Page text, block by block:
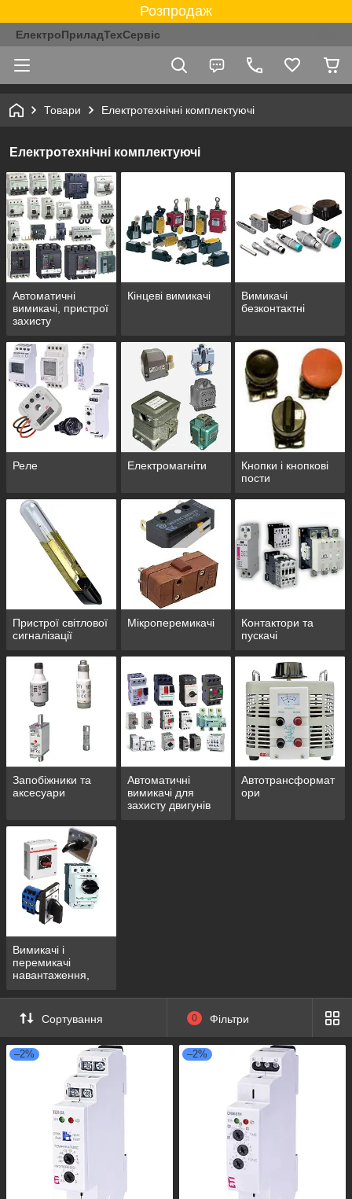
Розпродаж
ЕлектроПриладТехСервіс
Товари Електротехнічні комплектуючі
Електротехнічні комплектуючі
Автоматичні
вимикачі, пристрої
захисту
Кінцеві вимикачі
Вимикачі
безконтактні
Реле Електромагніти
Кнопки і кнопкові
пости
Пристрої світлової
сигналізації
Мікроперемикачі
Контактори та
пускачі
Запобіжники та
аксесуари
Автоматичні
вимикачі для
захисту двигунів
Автотрансформат
ори
Вимикачі і
перемикачі
навантаження,
Сортування 0 Фільтри
–2% –2%